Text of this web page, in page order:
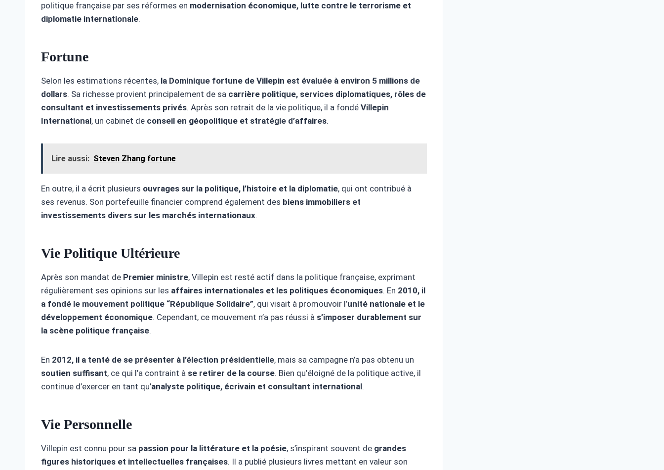
politique française par ses réformes en modernisation économique, lutte contre le terrorisme et
diplomatie internationale.
Fortune
Selon les estimations récentes, la Dominique fortune de Villepin est évaluée à environ 5 millions de
dollars. Sa richesse provient principalement de sa carrière politique, services diplomatiques, rôles de
consultant et investissements privés. Après son retrait de la vie politique, il a fondé Villepin
International, un cabinet de conseil en géopolitique et stratégie d’affaires.
Lire aussi: Steven Zhang fortune
En outre, il a écrit plusieurs ouvrages sur la politique, l’histoire et la diplomatie, qui ont contribué à
ses revenus. Son portefeuille financier comprend également des biens immobiliers et
investissements divers sur les marchés internationaux.
Vie Politique Ultérieure
Après son mandat de Premier ministre, Villepin est resté actif dans la politique française, exprimant
régulièrement ses opinions sur les affaires internationales et les politiques économiques. En 2010, il
a fondé le mouvement politique “République Solidaire”, qui visait à promouvoir l’unité nationale et le
développement économique. Cependant, ce mouvement n’a pas réussi à s’imposer durablement sur
la scène politique française.
En 2012, il a tenté de se présenter à l’élection présidentielle, mais sa campagne n’a pas obtenu un
soutien suffisant, ce qui l’a contraint à se retirer de la course. Bien qu’éloigné de la politique active, il
continue d’exercer en tant qu’analyste politique, écrivain et consultant international.
Vie Personnelle
Villepin est connu pour sa passion pour la littérature et la poésie, s’inspirant souvent de grandes
figures historiques et intellectuelles françaises. Il a publié plusieurs livres mettant en valeur son